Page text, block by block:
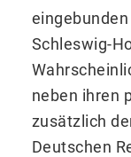
Schleswig-
neben ihren
zusätzlich
Deutschen